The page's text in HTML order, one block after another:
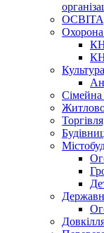
Охорона
Сімейна